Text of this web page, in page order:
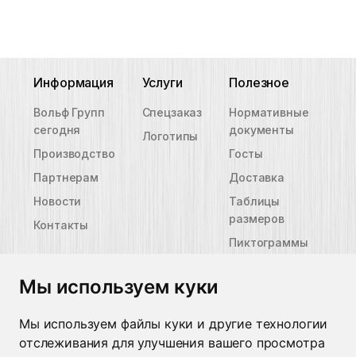
Мы используем куки
Мы используем файлы куки и другие технологии
отслеживания для улучшения вашего просмотра
Информация
Вольф Групп
сегодня
Производство
Партнерам
Новости
Контакты
Услуги
Спецзаказ
Логотипы
Полезное
Нормативные
документы
Госты
Доставка
Таблицы
размеров
Пиктограммы
Москва
+7 926 022 48 59
Брест
+375 44 515 25 50